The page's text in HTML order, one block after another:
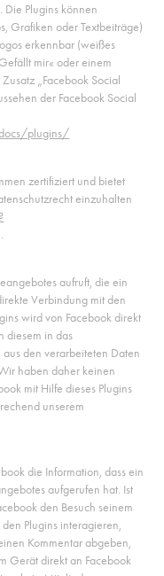
Plugins können
Grafiken oder Textbeiträge)
erkennbar (weißes
mir« oder einem
„Facebook Social
der Facebook Social
plugins/
zertifiziert und bietet
einzuhalten
aufruft, die ein
Verbindung mit den
wird von Facebook direkt
diesem in das
den verarbeiteten Daten
haben daher keinen
mit Hilfe dieses Plugins
unserem
die Information, dass ein
aufgerufen hat. Ist
den Besuch seinem
Plugins interagieren,
Kommentar abgeben,
Gerät direkt an Facebook